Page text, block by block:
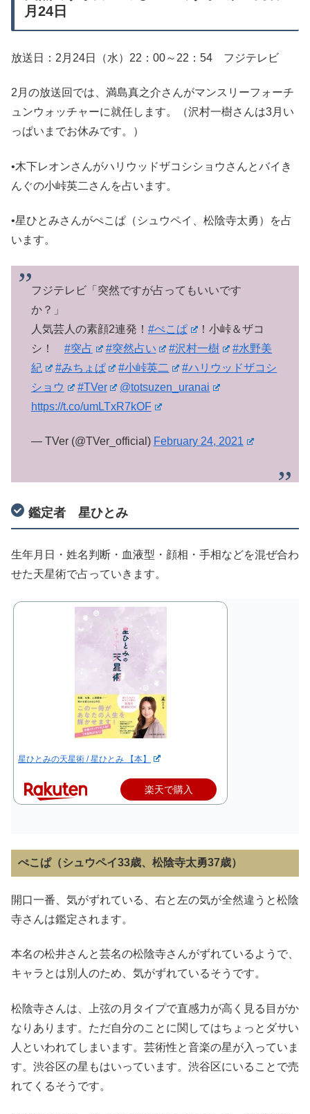
月24日
放送日：2月24日（水）22：00～22：54 フジテレビ
2月の放送回では、満島真之介さんがマンスリーフォーチ
ュンウォッチャーに就任します。（沢村一樹さんは3月い
っぱいまでお休みです。）
•木下レオンさんがハリウッドザコシショウさんとバイき
んぐの小峠英二さんを占います。
•星ひとみさんがぺこぱ（シュウペイ、松陰寺太勇）を占
います。
フジテレビ「突然ですが占ってもいいです
か？」
人気芸人の素顔2連発！ #ぺこぱ
！小峠＆ザコ
シ！ #突占 #突然占い #沢村一樹
#水野美
紀
#みちょぱ #小峠英二
#ハリウッドザコシ
ショウ
#TVer
@totsuzen_uranai
https://t.co/umLTxR7kOF
— TVer (@TVer_official) February 24, 2021
鑑定者 星ひとみ
生年月日・姓名判断・血液型・顔相・手相などを混ぜ合わ
せた天星術で占っていきます。
星ひとみの天星術 / 星ひとみ 【本】
楽天で購入
ぺこぱ（シュウペイ33歳、松陰寺太勇37歳）
開口一番、気がずれている、右と左の気が全然違うと松陰
寺さんは鑑定されます。
本名の松井さんと芸名の松陰寺さんがずれているようで、
キャラとは別人のため、気がずれているそうです。
松陰寺さんは、上弦の月タイプで直感力が高く見る目がか
なりあります。ただ自分のことに関してはちょっとダサい
人といわれてしまいます。芸術性と音楽の星が入っていま
す。渋谷区の星もはいっています。渋谷区にいることで売
れてくるそうです。